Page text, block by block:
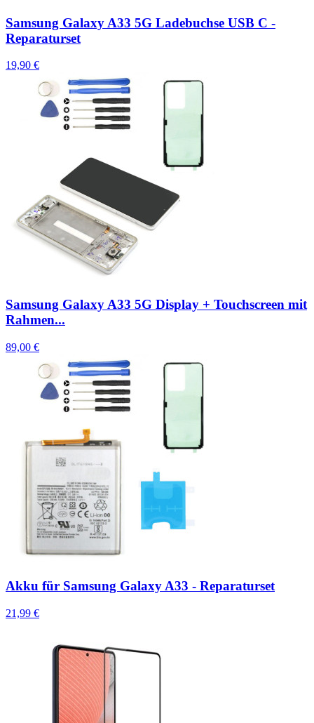
Samsung Galaxy A33 5G Ladebuchse USB C -
Reparaturset
19,90 €
Samsung Galaxy A33 5G Display + Touchscreen mit
Rahmen...
89,00 €
Akku für Samsung Galaxy A33 - Reparaturset
21,99 €